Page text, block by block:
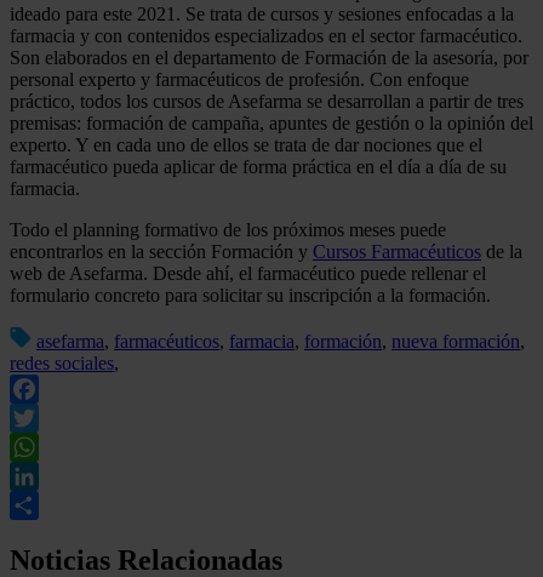
ideado para este 2021. Se trata de cursos y sesiones enfocadas a la
farmacia y con contenidos especializados en el sector farmacéutico.
Son elaborados en el departamento de Formación de la asesoría, por
personal experto y farmacéuticos de profesión. Con enfoque
práctico, todos los cursos de Asefarma se desarrollan a partir de tres
premisas: formación de campaña, apuntes de gestión o la opinión del
experto. Y en cada uno de ellos se trata de dar nociones que el
farmacéutico pueda aplicar de forma práctica en el día a día de su
farmacia.
Todo el planning formativo de los próximos meses puede
encontrarlos en la sección Formación y Cursos Farmacéuticos de la
web de Asefarma. Desde ahí, el farmacéutico puede rellenar el
formulario concreto para solicitar su inscripción a la formación.
asefarma, farmacéuticos, farmacia, formación, nueva formación,
redes sociales,
Facebook
Twitter
WhatsApp
LinkedIn
Noticias Relacionadas